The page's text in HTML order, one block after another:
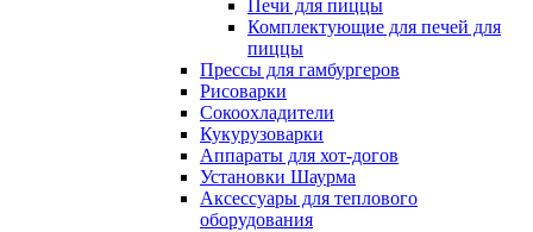
Печи для пиццы
Комплектующие для печей для
пиццы
Прессы для гамбургеров
Рисоварки
Сокоохладители
Кукурузоварки
Аппараты для хот-догов
Установки Шаурма
Аксессуары для теплового
оборудования